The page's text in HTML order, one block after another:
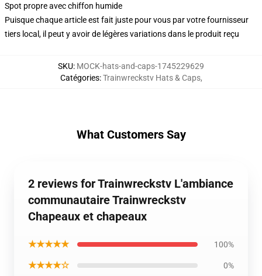
Spot propre avec chiffon humide
Puisque chaque article est fait juste pour vous par votre fournisseur
tiers local, il peut y avoir de légères variations dans le produit reçu
SKU: MOCK-hats-and-caps-1745229629
Catégories:Trainwreckstv Hats & Caps,
What Customers Say
2 reviews for Trainwreckstv L'ambiance
communautaire Trainwreckstv
Chapeaux et chapeaux
★★★★★ 100%
★★★★☆ 0%